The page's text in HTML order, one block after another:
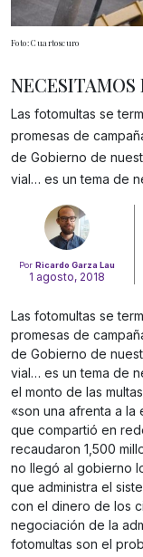
Foto: Cuartoscuro
PorRicardo Garza Lau
1 agosto, 2018
Las fotomultas se
promesas de
de Gobierno de
vial… es un tema de
Las fotomultas se
promesas de
de Gobierno de
vial… es un tema de
el monto de las
«son una afrenta a la
que compartió en
recaudaron 1,500
no llegó al gobierno
que administra el
con el dinero de los
negociación de la
fotomultas son el